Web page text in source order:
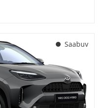
Saabuv